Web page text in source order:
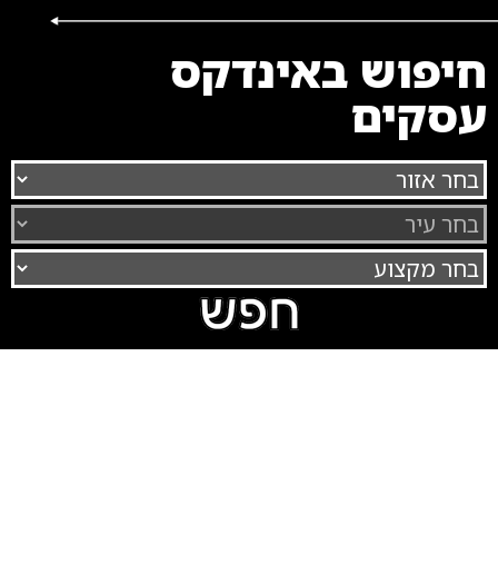
חיפוש באינדקס
עסקים